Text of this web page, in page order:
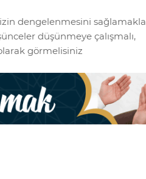
dengelenmesini sağlamakla
düşünmeye çalışmalı,
görmelisiniz